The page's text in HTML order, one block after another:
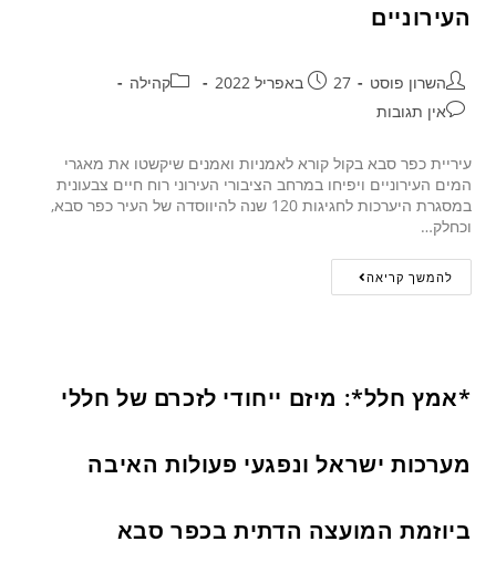
העירוניים
השרון פוסט 27 באפריל 2022
קהילה
אין תגובות
עיריית כפר סבא בקול קורא לאמניות ואמנים שיקשטו את מאגרי
המים העירוניים ויפיחו במרחב הציבורי העירוני רוח חיים צבעונית
במסגרת היערכות לחגיגות 120 שנה להיווסדה של העיר כפר סבא,
וכחלק…
להמשך קריאה
*אמץ חלל*: מיזם ייחודי לזכרם של חללי
מערכות ישראל ונפגעי פעולות האיבה
ביוזמת המועצה הדתית בכפר סבא